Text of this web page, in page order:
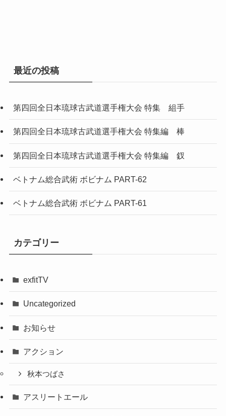
最近の投稿
第四回全日本琉球古武道選手権大会 特集 組手
第四回全日本琉球古武道選手権大会 特集編 棒
第四回全日本琉球古武道選手権大会 特集編 釵
ベトナム総合武術 ボビナム PART-62
ベトナム総合武術 ボビナム PART-61
カテゴリー
exfitTV
Uncategorized
お知らせ
アクション
秋本つばさ
アスリートエール